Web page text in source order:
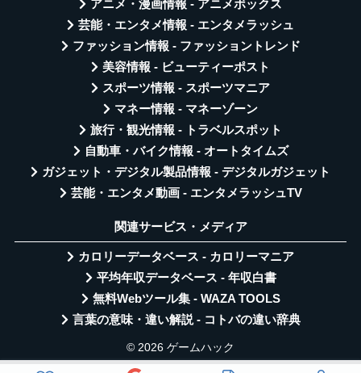
アニメ・漫画情報 - アニメボックス
芸能・エンタメ情報 - エンタメラッシュ
ファッション情報 - ファッショントレンド
美容情報 - ビューティーポスト
スポーツ情報 - スポーツマニア
マネー情報 - マネーゾーン
旅行・観光情報 - トラベルスポット
自動車・バイク情報 - オートタイムズ
ガジェット・デジタル製品情報 - デジタルガジェット
芸能・エンタメ動画 - エンタメラッシュTV
関連サービス・メディア
カロリーデータベース - カロリーマニア
平均年収データベース - 年収白書
無料Webツール集 - WAZA TOOLS
言葉の意味・違い解説 - コトバの違い辞典
© 2026 ゲームハック